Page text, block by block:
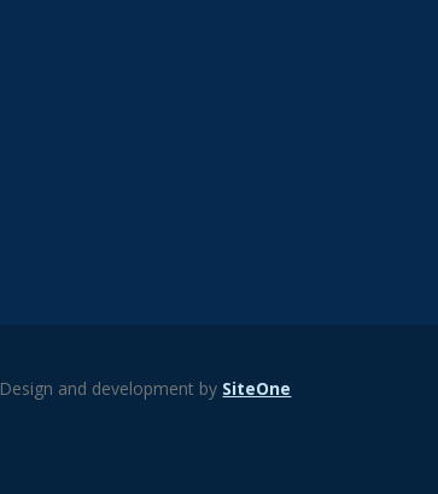
Design and development by SiteOne